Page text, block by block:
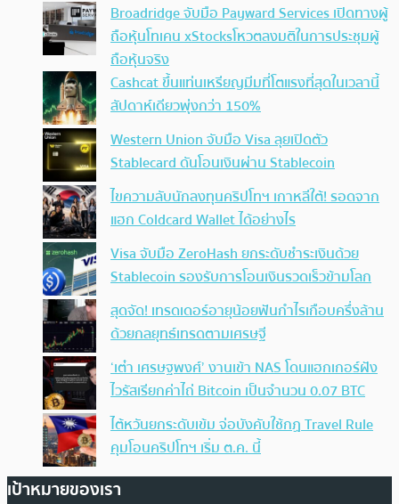
Broadridge จับมือ Payward Services เปิดทางผู้
ถือหุ้นโทเคน xStocksโหวตลงมติในการประชุมผู้
ถือหุ้นจริง
Cashcat ขึ้นแท่นเหรียญมีมที่โตแรงที่สุดในเวลานี้
สัปดาห์เดียวพุ่งกว่า 150%
Western Union จับมือ Visa ลุยเปิดตัว
Stablecard ดันโอนเงินผ่าน Stablecoin
ไขความลับนักลงทุนคริปโทฯ เกาหลีใต้! รอดจาก
แฮก Coldcard Wallet ได้อย่างไร
Visa จับมือ ZeroHash ยกระดับชำระเงินด้วย
Stablecoin รองรับการโอนเงินรวดเร็วข้ามโลก
สุดจัด! เทรดเดอร์อายุน้อยฟันกำไรเกือบครึ่งล้าน
ด้วยกลยุทธ์เทรดตามเศรษฐี
‘เต๋า เศรษฐพงศ์’ งานเข้า NAS โดนแฮกเกอร์ฝัง
ไวรัสเรียกค่าไถ่ Bitcoin เป็นจำนวน 0.07 BTC
ไต้หวันยกระดับเข้ม จ่อบังคับใช้กฏ Travel Rule
คุมโอนคริปโทฯ เริ่ม ต.ค. นี้
เป้าหมายของเรา